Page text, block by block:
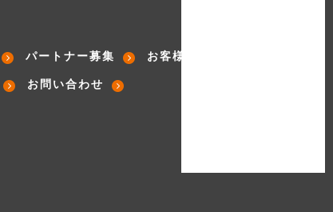
パートナー募集 お客様の声
お問い合わせ